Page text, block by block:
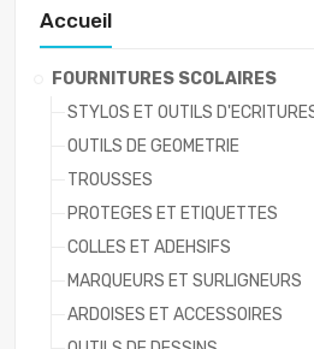
Accueil
FOURNITURES SCOLAIRES
STYLOS ET OUTILS
OUTILS DE GEOMETRIE
TROUSSES
PROTEGES ET ETIQUETTES
COLLES ET ADEHSIFS
MARQUEURS ET SURLIGNEURS
ARDOISES ET ACCESSOIRES